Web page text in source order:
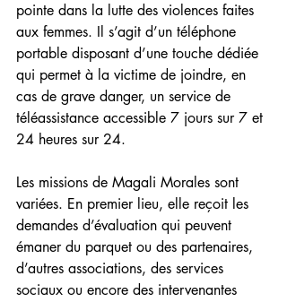
pointe dans la lutte des violences faites
aux femmes. Il s’agit d’un téléphone
portable disposant d’une touche dédiée
qui permet à la victime de joindre, en
cas de grave danger, un service de
téléassistance accessible 7 jours sur 7 et
24 heures sur 24.
Les missions de Magali Morales sont
variées. En premier lieu, elle reçoit les
demandes d’évaluation qui peuvent
émaner du parquet ou des partenaires,
d’autres associations, des services
sociaux ou encore des intervenantes